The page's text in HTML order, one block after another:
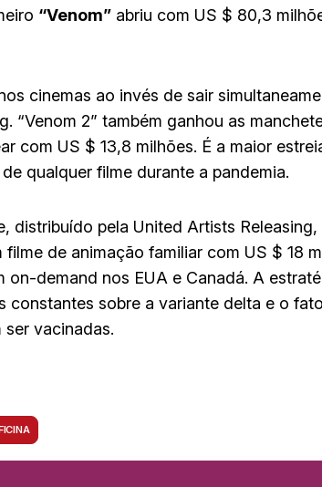
“Venom” abriu com US $ 80,3
cinemas ao invés de sair
“Venom 2” também ganhou as
com US $ 13,8 milhões. É a maior
qualquer filme durante a pandemia.
distribuído pela United Artists Releasing,
de animação familiar com US $ 18
on-demand nos EUA e Canadá. A
sobre a variante delta e o
ser vacinadas.